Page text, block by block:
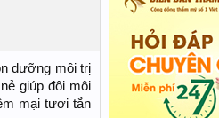
dưỡng môi trị
giúp đôi môi
mại tươi tắn